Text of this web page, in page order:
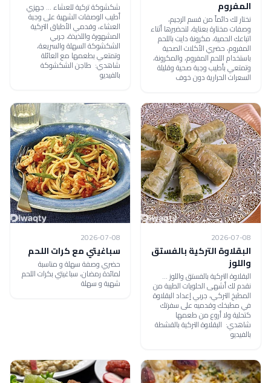
المفروم
نختار لك دائماً من قسم الرجيم،
وصفات مختارة بعناية، لتحضيرها أثناء
اتباعك الحمية، مكرونة دايت باللحم
المفروم، حضري الأكلات الصحية
باستخدام اللحم المفروم، والمكرونة،
وتمتعي بأطيب وجبة صحية وقليلة
السعرات الحرارية دون خوف
شكشوكة تركية للعشاء ... جهزي
أطيب الوصفات الشهية على وجبة
العشاء، وقدمي الأطباق التركية
المشهورة واللذيذة، جربي
الشكشوكة السهلة والسريعة،
وتمتعي بطعمها مع العائلة
شاهدي: طاجن الشكشوكة
بالفيديو
2026-07-08
البقلاوة التركية بالفستق
واللوز
البقلاوة التركية بالفستق واللوز ...
نقدم لك أشهى الحلويات الطيبة من
المطبخ التركي، جربي إعداد البقلاوة
في مطبخك وقدميه على سفرتك
كتحلية ولا أروع من طعمها
شاهدي: البقلاوة التركية بالقشطة
بالفيديو
2026-07-08
سباغيتي مع كرات اللحم
حضري وصفة سهلة و مناسبة
لمائدة رمضان، سباغيتي بكرات اللحم
شهية و سهلة